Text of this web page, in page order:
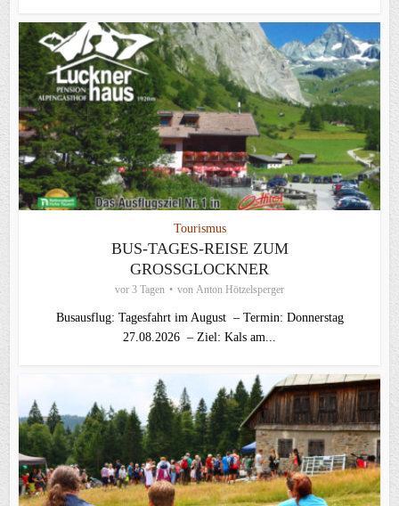
Tourismus
BUS-TAGES-REISE ZUM
GROSSGLOCKNER
vor 3 Tagen von Anton Hötzelsperger
Busausflug: Tagesfahrt im August – Termin: Donnerstag
27.08.2026 – Ziel: Kals am...